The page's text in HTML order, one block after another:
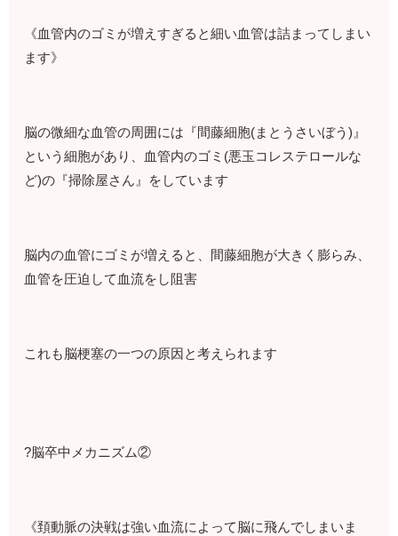
《血管内のゴミが増えすぎると細い血管は詰まってしまい
ます》
脳の微細な血管の周囲には『間藤細胞(まとうさいぼう)』
という細胞があり、血管内のゴミ(悪玉コレステロールな
ど)の『掃除屋さん』をしています
脳内の血管にゴミが増えると、間藤細胞が大きく膨らみ、
血管を圧迫して血流をし阻害
これも脳梗塞の一つの原因と考えられます
?脳卒中メカニズム②
《頚動脈の決戦は強い血流によって脳に飛んでしまいま